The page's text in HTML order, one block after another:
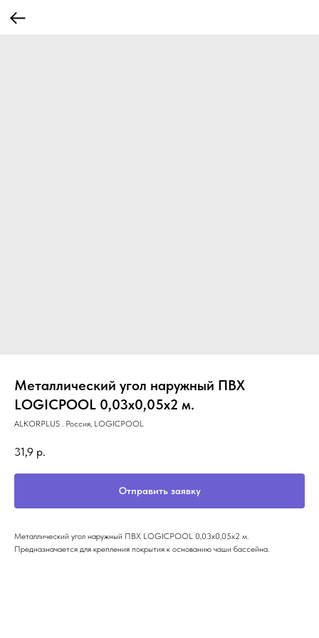
Металлический угол наружный ПВХ
LOGICPOOL 0,03x0,05x2 м.
ALKORPLUS . Россия, LOGICPOOL
31,9 р.
Отправить заявку
Металлический угол наружный ПВХ LOGICPOOL 0,03х0,05х2 м.
Предназначается для крепления покрытия к основанию чаши бассейна.